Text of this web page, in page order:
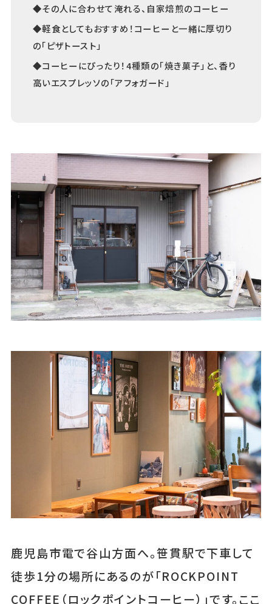
◆その人に合わせて淹れる、自家焙煎のコーヒー
◆軽食としてもおすすめ！コーヒーと一緒に厚切り
の「ピザトースト」
◆コーヒーにぴったり！4種類の「焼き菓子」と、香り
高いエスプレッソの「アフォガード」
鹿児島市電で谷山方面へ。笹貫駅で下車して
徒歩1分の場所にあるのが「ROCKPOINT
COFFEE（ロックポイントコーヒー）」です。ここ